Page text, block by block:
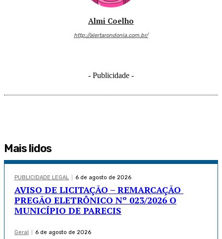
Almi Coelho
http://alertarondonia.com.br/
- Publicidade -
Mais lidos
PUBLICIDADE LEGAL 6 de agosto de 2026
AVISO DE LICITAÇÃO – REMARCAÇÃO
PREGÃO ELETRÔNICO Nº 023/2026 O
MUNICÍPIO DE PARECIS
Geral 6 de agosto de 2026